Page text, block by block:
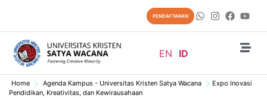
PENDAFTARAN
EN ID
Home Agenda Kampus - Universitas Kristen Satya Wacana
Expo Inovasi
Pendidikan, Kreativitas, dan Kewirausahaan